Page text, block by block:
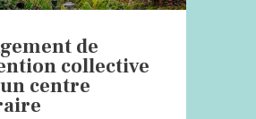
de
collective
centre